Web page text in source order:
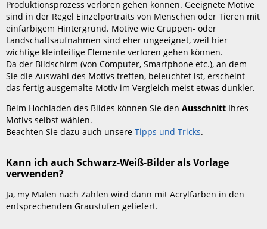
Malen
nach
Zahlen
Was
muss
ich
bei
der
Auswahl
des
Fotos
ich
auch
Schwarz-
Weiß-
Bilder
Produktionsprozess verloren gehen können. Geeignete Motive
sind in der Regel Einzelportraits von Menschen oder Tieren mit
einfarbigem Hintergrund. Motive wie Gruppen- oder
Landschaftsaufnahmen sind eher ungeeignet, weil hier
wichtige kleinteilige Elemente verloren gehen können.
Da der Bildschirm (von Computer, Smartphone etc.), an dem
Sie die Auswahl des Motivs treffen, beleuchtet ist, erscheint
das fertig ausgemalte Motiv im Vergleich meist etwas dunkler.
Beim Hochladen des Bildes können Sie denAusschnitt Ihres
Motivs selbst wählen.
Beachten Sie dazu auch unsereTipps und Tricks.
Kann ich auch Schwarz-Weiß-Bilder als Vorlage
verwenden?
Ja, my Malen nach Zahlen wird dann mit Acrylfarben in den
entsprechenden Graustufen geliefert.